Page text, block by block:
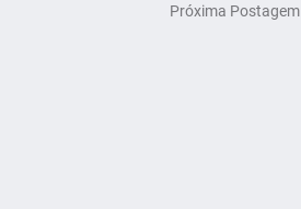
Próxima Postagem